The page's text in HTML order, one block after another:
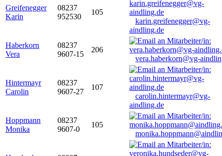
Greifenegger
Karin
08237
952530
105
karin.greifenegger@vg-
aindling.de
Haberkorn
Vera
08237
9607-15
206
vera.haberkorn@vg-
Hintermayr
Carolin
08237
9607-27
107
carolin.hintermayr@vg-
aindling.de
Hoppmann
Monika
08237
9607-0
105